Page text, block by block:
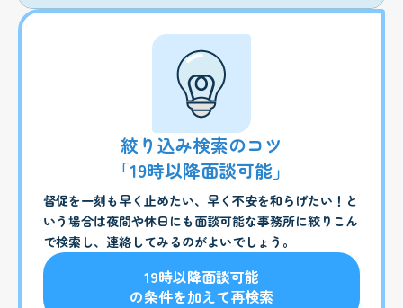
絞り込み検索のコツ
「19時以降面談可能」
督促を一刻も早く止めたい、早く不安を和らげたい！と
いう場合は夜間や休日にも面談可能な事務所に絞りこん
で検索し、連絡してみるのがよいでしょう。
19時以降面談可能
の条件を加えて再検索